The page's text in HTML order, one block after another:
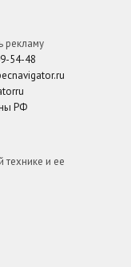
рекламу
54-48
РФ
технике и ее